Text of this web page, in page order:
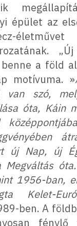
épület az
életművet
a föld
motívuma. »
van szó,
óta, Káin
új Nap, új
Megváltás
1956-ban,
Kelet-
ben. A
fénylő